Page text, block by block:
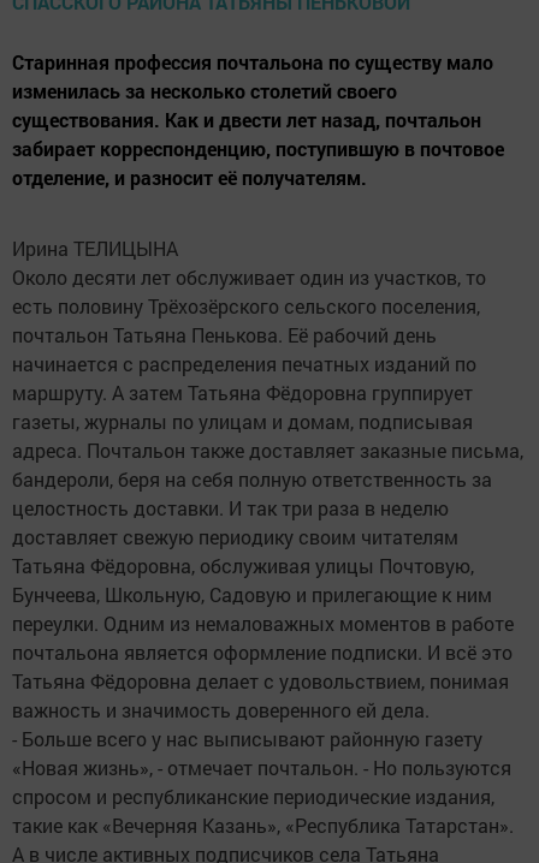
Старинная профессия почтальона по существу мало
изменилась за несколько столетий своего
существования. Как и двести лет назад, почтальон
забирает корреспонденцию, поступившую в почтовое
отделение, и разносит её получателям.
Ирина ТЕЛИЦЫНА
Около десяти лет обслуживает один из участков, то
есть половину Трёхозёрского сельского поселения,
почтальон Татьяна Пенькова. Её рабочий день
начинается с распределения печатных изданий по
маршруту. А затем Татьяна Фёдоровна группирует
газеты, журналы по улицам и домам, подписывая
адреса. Почтальон также доставляет заказные письма,
бандероли, беря на себя полную ответственность за
целостность доставки. И так три раза в неделю
доставляет свежую периодику своим читателям
Татьяна Фёдоровна, обслуживая улицы Почтовую,
Бунчеева, Школьную, Садовую и прилегающие к ним
переулки. Одним из немаловажных моментов в работе
почтальона является оформление подписки. И всё это
Татьяна Фёдоровна делает с удовольствием, понимая
важность и значимость доверенного ей дела.
- Больше всего у нас выписывают районную газету
«Новая жизнь», - отмечает почтальон. - Но пользуются
спросом и республиканские периодические издания,
такие как «Вечерняя Казань», «Республика Татарстан».
А в числе активных подписчиков села Татьяна